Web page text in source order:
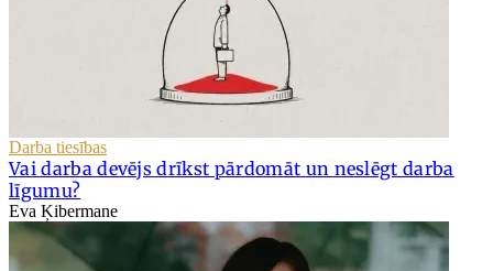
Darba tiesības
Vai darba devējs drīkst pārdomāt un neslēgt darba
līgumu?
Eva Ķibermane